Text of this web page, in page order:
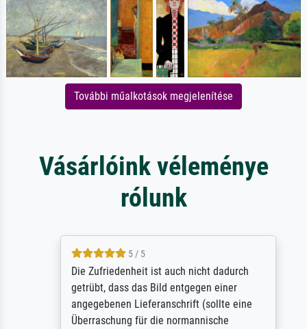
További műalkotások megjelenítése
Vásárlóink véleménye
rólunk
5 / 5
Die Zufriedenheit ist auch nicht dadurch
getrübt, dass das Bild entgegen einer
angegebenen Lieferanschrift (sollte eine
Überraschung für die normannische